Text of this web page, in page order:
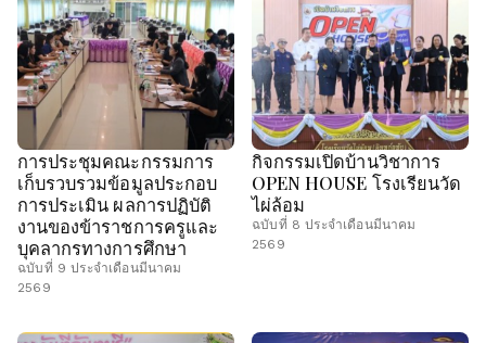
การประชุมคณะกรรมการ
เก็บรวบรวมข้อมูลประกอบ
การประเมิน ผลการปฏิบัติ
งานของข้าราชการครูและ
บุคลากรทางการศึกษา
ฉบับที่ 9 ประจำเดือนมีนาคม
2569
กิจกรรมเปิดบ้านวิชาการ
OPEN HOUSE โรงเรียนวัด
ไผ่ล้อม
ฉบับที่ 8 ประจำเดือนมีนาคม
2569